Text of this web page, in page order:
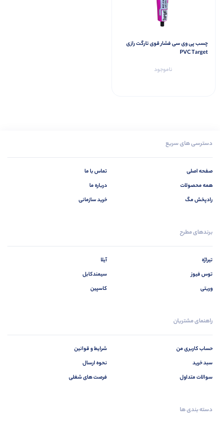
چسب پی وی سی فشار قوی تارگت رازی
PVC Target
ناموجود
دسترسی های سریع
صفحه اصلی
همه محصولات
رادپخش مگ
تماس با ما
درباره ما
خرید سازمانی
برندهای مطرح
تیراژه
توس فیوز
وریتی
آیلا
سیمندکابل
کاسپین
راهنمای مشتریان
حساب کاربری من
سبد خرید
سوالات متداول
شرایط و قوانین
نحوه ارسال
فرصت های شغلی
دسته بندی ها